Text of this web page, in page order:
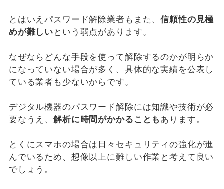
とはいえパスワード解除業者もまた、信頼性の見極
めが難しい という弱点があります。
なぜならどんな手段を使って解除するのかが明らか
になっていない場合が多く、具体的な実績を公表し
ている業者も少ないからです。
デジタル機器のパスワード解除には知識や技術が必
要なうえ、解析に時間がかかることも あります。
とくにスマホの場合は日々セキュリティの強化が進
んでいるため、想像以上に難しい作業と考えて良い
でしょう。